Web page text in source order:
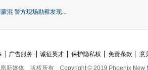
混 警方现场勘察发现...
广告服务 诚征英才 保护隐私权 免责条款 意
新媒体
版权所有 Copyright © 2019 Phoenix New